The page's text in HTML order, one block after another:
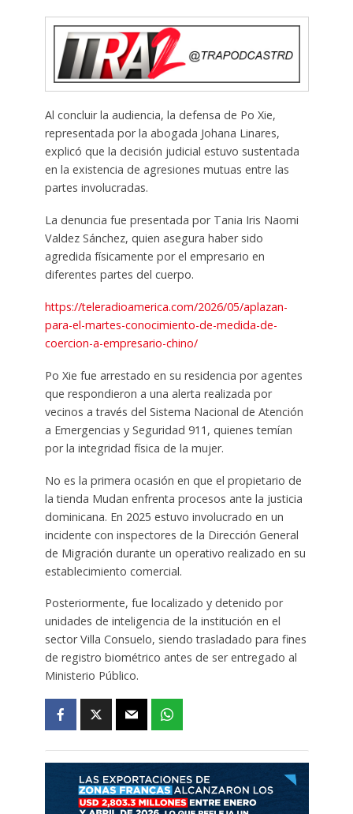
Al concluir la audiencia, la defensa de Po Xie,
representada por la abogada Johana Linares,
explicó que la decisión judicial estuvo sustentada
en la existencia de agresiones mutuas entre las
partes involucradas.
La denuncia fue presentada por Tania Iris Naomi
Valdez Sánchez, quien asegura haber sido
agredida físicamente por el empresario en
diferentes partes del cuerpo.
https://teleradioamerica.com/2026/05/aplazan-
para-el-martes-conocimiento-de-medida-de-
coercion-a-empresario-chino/
Po Xie fue arrestado en su residencia por agentes
que respondieron a una alerta realizada por
vecinos a través del Sistema Nacional de Atención
a Emergencias y Seguridad 911, quienes temían
por la integridad física de la mujer.
No es la primera ocasión en que el propietario de
la tienda Mudan enfrenta procesos ante la justicia
dominicana. En 2025 estuvo involucrado en un
incidente con inspectores de la Dirección General
de Migración durante un operativo realizado en su
establecimiento comercial.
Posteriormente, fue localizado y detenido por
unidades de inteligencia de la institución en el
sector Villa Consuelo, siendo trasladado para fines
de registro biométrico antes de ser entregado al
Ministerio Público.